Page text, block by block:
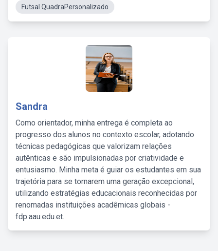
Futsal QuadraPersonalizado
Sandra
Como orientador, minha entrega é completa ao
progresso dos alunos no contexto escolar, adotando
técnicas pedagógicas que valorizam relações
autênticas e são impulsionadas por criatividade e
entusiasmo. Minha meta é guiar os estudantes em sua
trajetória para se tornarem uma geração excepcional,
utilizando estratégias educacionais reconhecidas por
renomadas instituições acadêmicas globais -
fdp.aau.edu.et.